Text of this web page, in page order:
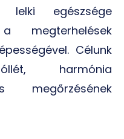
egészsége
megterhelések
Célunk
harmónia
megőrzésének